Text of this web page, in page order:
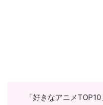
「好きなアニメ